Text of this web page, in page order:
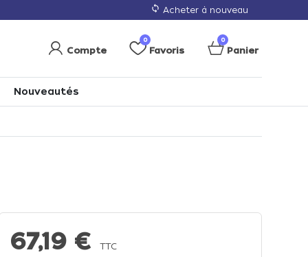
loop Acheter à nouveau
Compte
0
Favoris
0
Panier
Nouveautés
67,19 € TTC